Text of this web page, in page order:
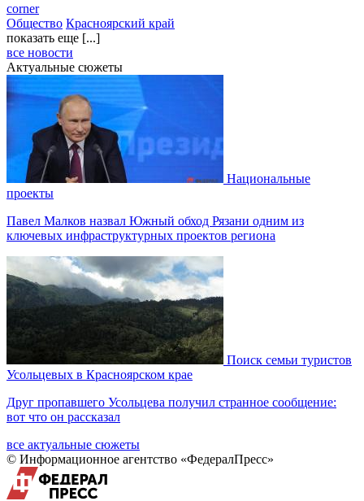
corner
Общество Красноярский край
показать еще [...]
все новости
Актуальные сюжеты
Национальные
проекты
Павел Малков назвал Южный обход Рязани одним из
ключевых инфраструктурных проектов региона
Поиск семьи туристов
Усольцевых в Красноярском крае
Друг пропавшего Усольцева получил странное сообщение:
вот что он рассказал
все актуальные сюжеты
© Информационное агентство «ФедералПресс»